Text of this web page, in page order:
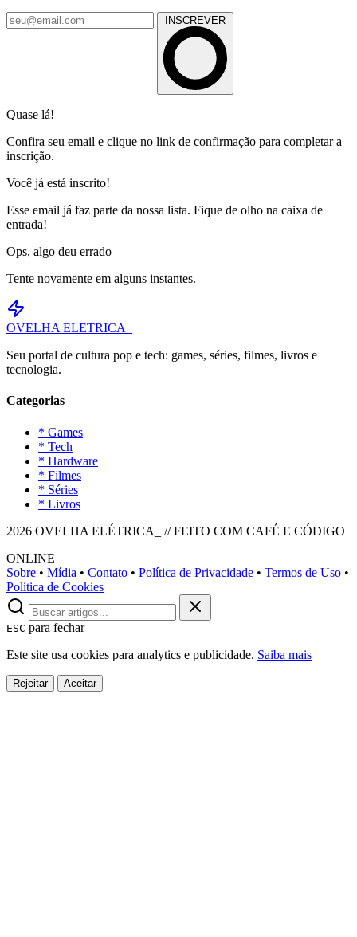
INSCREVER
Quase lá!
Confira seu email e clique no link de confirmação para completar a
inscrição.
Você já está inscrito!
Esse email já faz parte da nossa lista. Fique de olho na caixa de
entrada!
Ops, algo deu errado
Tente novamente em alguns instantes.
OVELHA ELETRICA_
Seu portal de cultura pop e tech: games, séries, filmes, livros e
tecnologia.
Categorias
* Games
* Tech
* Hardware
* Filmes
* Séries
* Livros
2026 OVELHA ELÉTRICA_ // FEITO COM CAFÉ E CÓDIGO
ONLINE
Sobre • Mídia • Contato • Política de Privacidade • Termos de Uso •
Política de Cookies
ESC para fechar
Este site usa cookies para analytics e publicidade. Saiba mais
Rejeitar Aceitar